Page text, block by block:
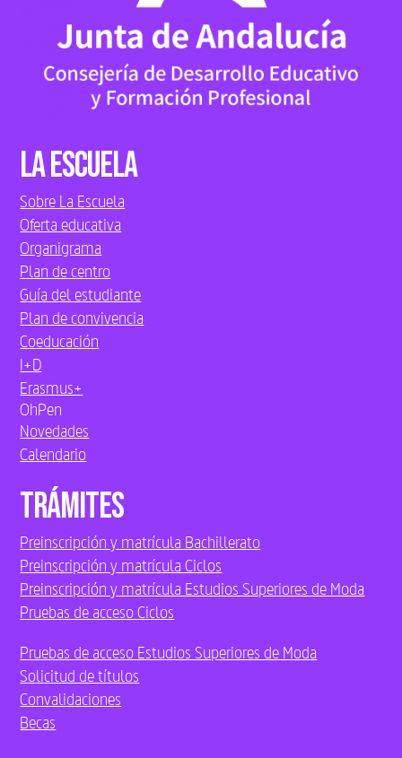
La Escuela
Sobre La Escuela
Oferta educativa
Organigrama
Plan de centro
Guía del estudiante
Plan de convivencia
Coeducación
I+D
Erasmus+
OhPen
Novedades
Calendario
Trámites
Preinscripción y matrícula Bachillerato
Preinscripción y matrícula Ciclos
Preinscripción y matrícula Estudios Superiores de Moda
Pruebas de acceso Ciclos
Pruebas de acceso Estudios Superiores de Moda
Solicitud de títulos
Convalidaciones
Becas